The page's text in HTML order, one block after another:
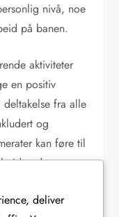
nivå, noe
på banen.
aktiviteter
en positiv
fra alle
og
kan føre til
under
deliver